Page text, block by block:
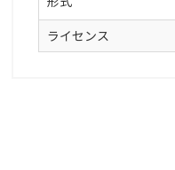
ライセンス